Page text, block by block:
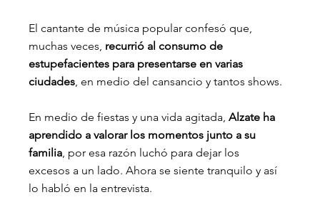
El cantante de música popular confesó que,
muchas veces, recurrió al consumo de
estupefacientes para presentarse en varias
ciudades , en medio del cansancio y tantos shows.
En medio de fiestas y una vida agitada, Alzate ha
aprendido a valorar los momentos junto a su
familia , por esa razón luchó para dejar los
excesos a un lado. Ahora se siente tranquilo y así
lo habló en la entrevista.